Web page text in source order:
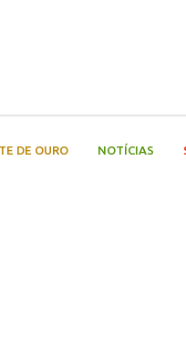
DE OURO NOTÍCIAS